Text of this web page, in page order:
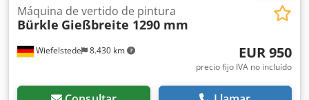
Wiefelstede 8.430 km
Máquina de vertido de pintura
Bürkle Gießbreite 1290 mm
EUR 950
precio fijo IVA no incluído